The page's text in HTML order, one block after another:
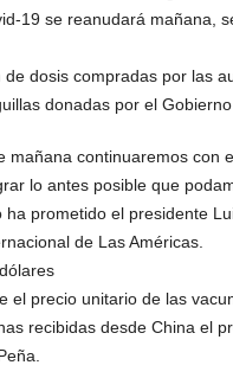
19 se reanudará mañana,
dosis compradas por las
donadas por el
mañana continuaremos con
lo antes posible que
prometido el presidente
de Las Américas.
el precio unitario de las
recibidas desde China el